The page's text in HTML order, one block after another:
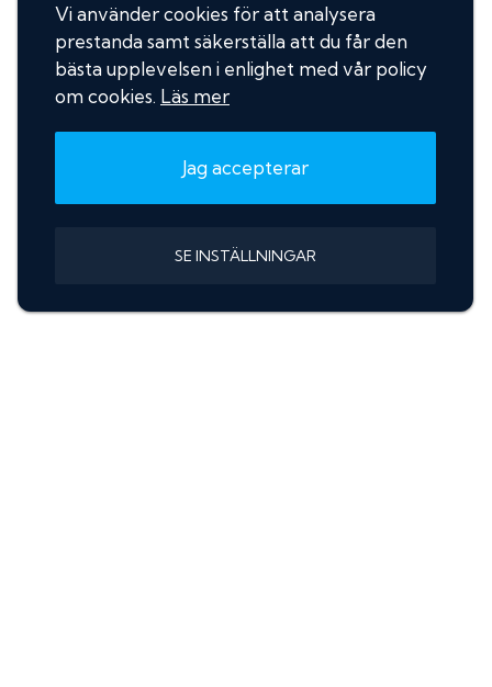
Vi använder cookies för att analysera
prestanda samt säkerställa att du får den
bästa upplevelsen i enlighet med vår policy
om cookies. Läs mer
Jag accepterar
SE INSTÄLLNINGAR